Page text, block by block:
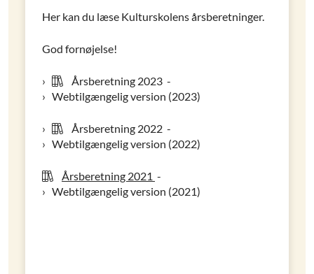
Her kan du læse Kulturskolens årsberetninger.
God fornøjelse!
Årsberetning 2023 -
Webtilgængelig version (2023)
Årsberetning 2022 -
Webtilgængelig version (2022)
Årsberetning 2021 -
Webtilgængelig version (2021)